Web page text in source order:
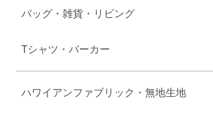
バッグ・雑貨・リビング
Tシャツ・パーカー
ハワイアンファブリック・無地生地